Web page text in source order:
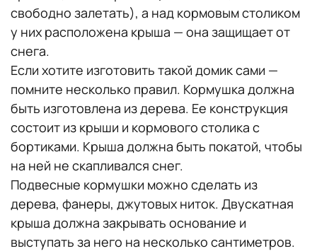
свободно залетать), а над кормовым столиком
у них расположена крыша — она защищает от
снега.
Если хотите изготовить такой домик сами —
помните несколько правил. Кормушка должна
быть изготовлена из дерева. Ее конструкция
состоит из крыши и кормового столика с
бортиками. Крыша должна быть покатой, чтобы
на ней не скапливался снег.
Подвесные кормушки можно сделать из
дерева, фанеры, джутовых ниток. Двускатная
крыша должна закрывать основание и
выступать за него на несколько сантиметров.